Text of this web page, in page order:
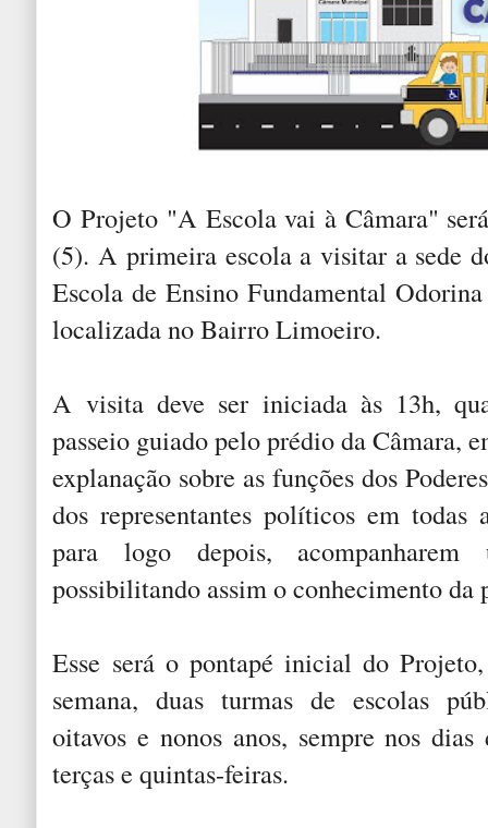
O Projeto "A Escola vai à Câmara"
(5). A primeira escola a visitar a sede
Escola de Ensino Fundamental
localizada no Bairro Limoeiro.
A visita deve ser iniciada às 13h,
passeio guiado pelo prédio da Câmara,
explanação sobre as funções dos
dos representantes políticos em todas
para logo depois, acompanharem
possibilitando assim o conhecimento
Esse será o pontapé inicial do
semana, duas turmas de escolas
oitavos e nonos anos, sempre nos dias
terças e quintas-feiras.